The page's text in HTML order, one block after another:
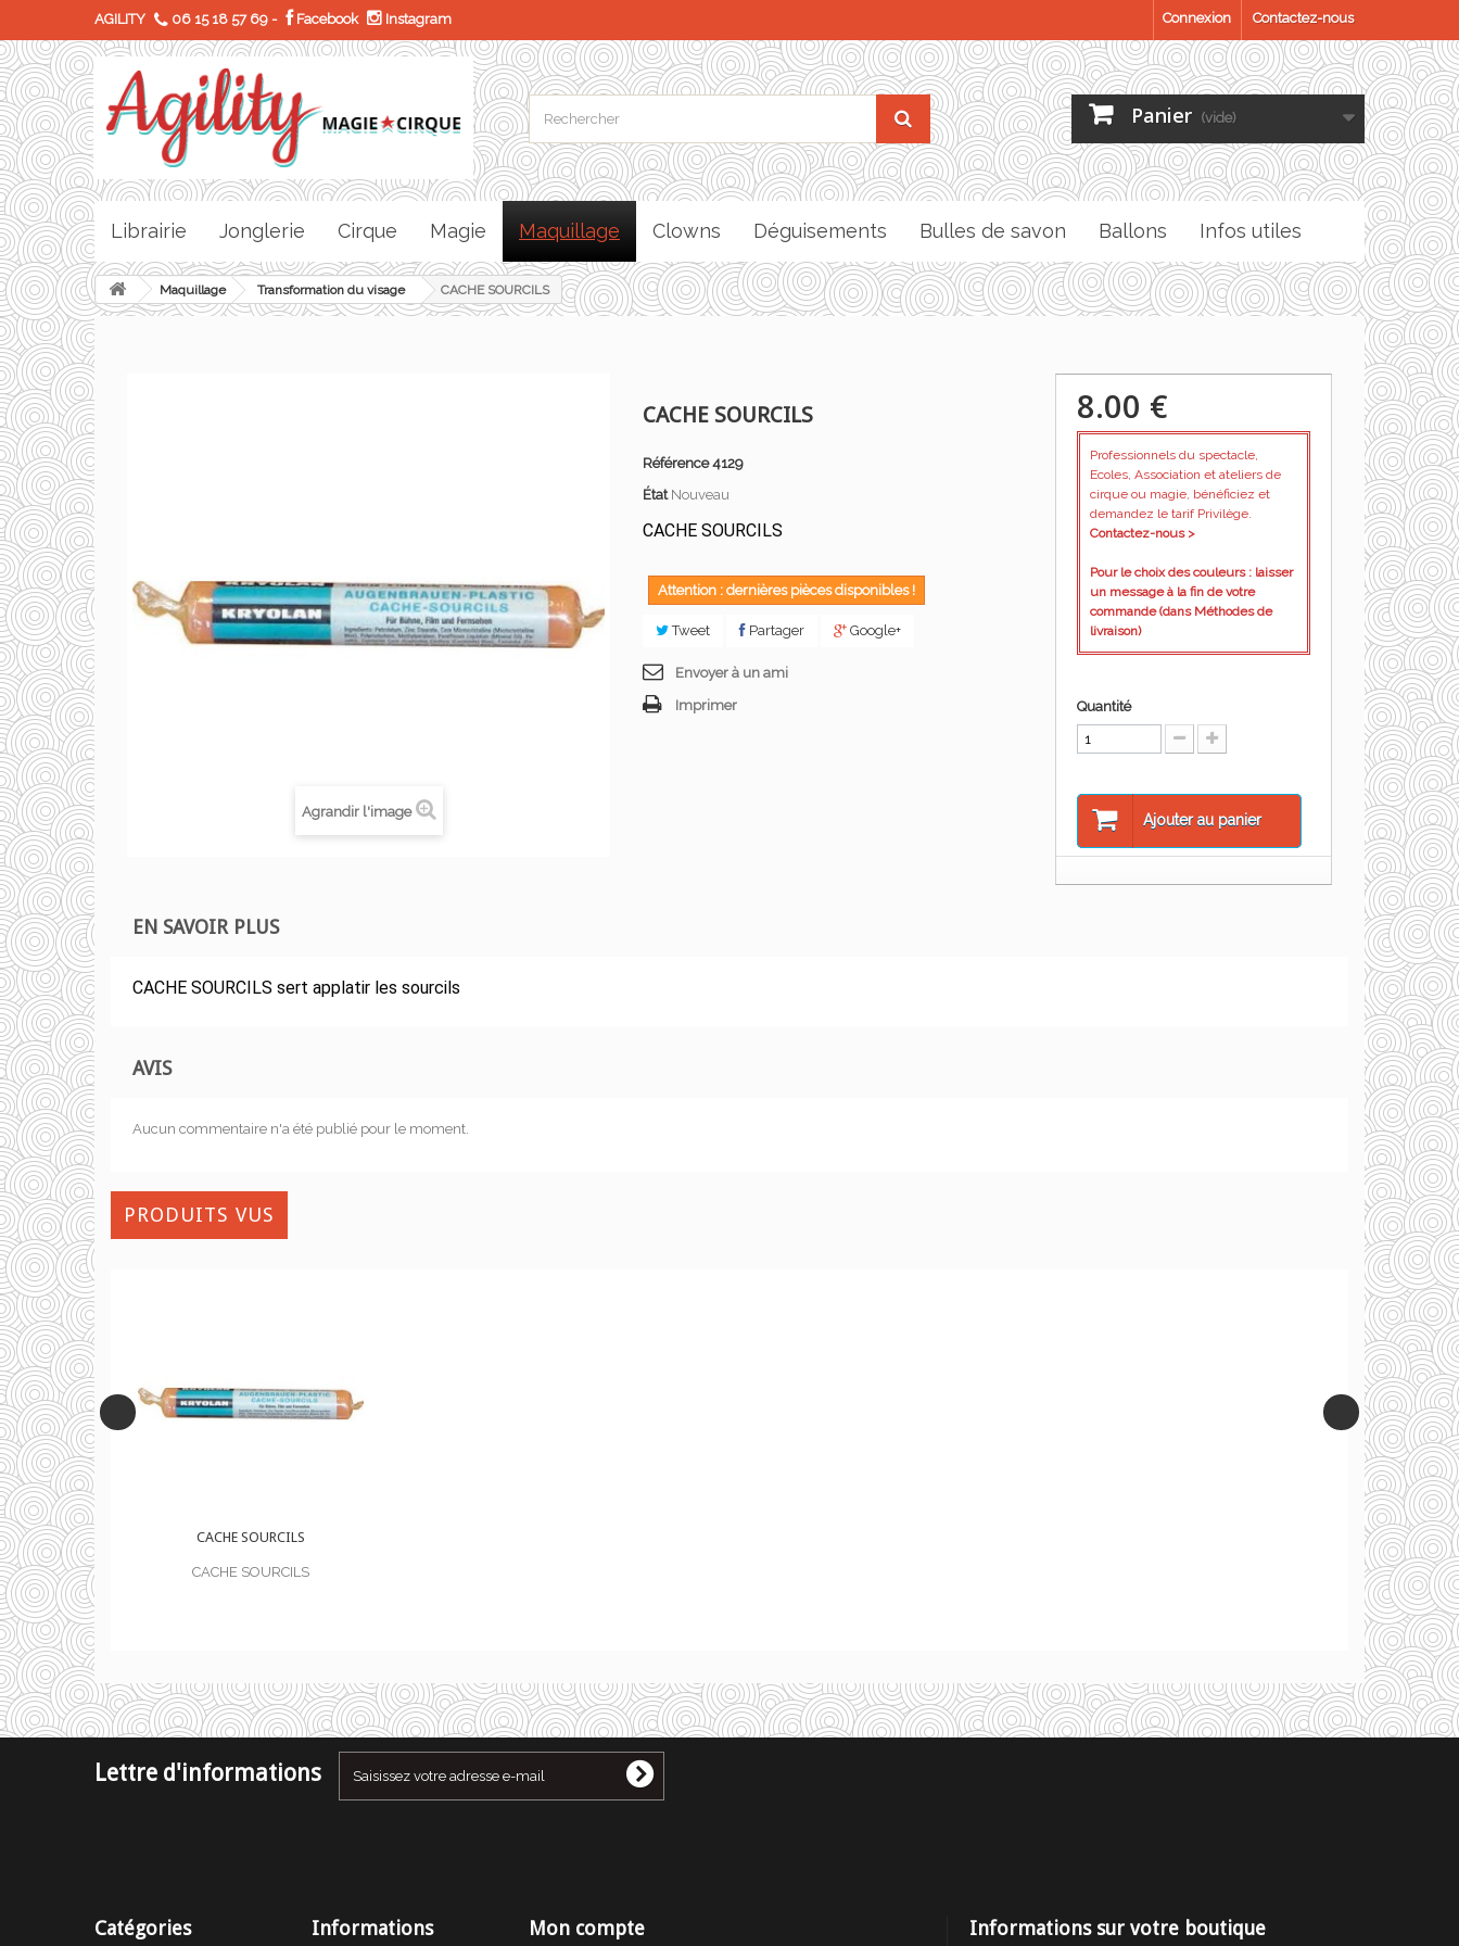
AGILITY 06 15 18 57 69 - Facebook Instagram Contactez-nous
Connexion
Panier (vide)
Librairie Jonglerie Cirque Magie Maquillage Clowns Déguisements Bulles de savon Ballons Infos utiles
Maquillage Transformation du visage CACHE SOURCILS
Agrandir l'image
CACHE SOURCILS
Référence 4129
État Nouveau
CACHE SOURCILS
Attention : dernières pièces disponibles !
Tweet Partager Google+
Envoyer à un ami
Imprimer
8.00 €
Professionnels du spectacle,
Ecoles, Association et ateliers de
cirque ou magie, bénéficiez et
demandez le tarif Privilège.
Contactez-nous >
Pour le choix des couleurs : laisser
un message à la fin de votre
commande (dans Méthodes de
livraison)
Quantité
Ajouter au panier
EN SAVOIR PLUS
CACHE SOURCILS sert applatir les sourcils
AVIS
Aucun commentaire n'a été publié pour le moment.
PRODUITS VUS
CACHE SOURCILS
CACHE SOURCILS
Lettre d'informations
Catégories Informations Mon compte Informations sur votre boutique